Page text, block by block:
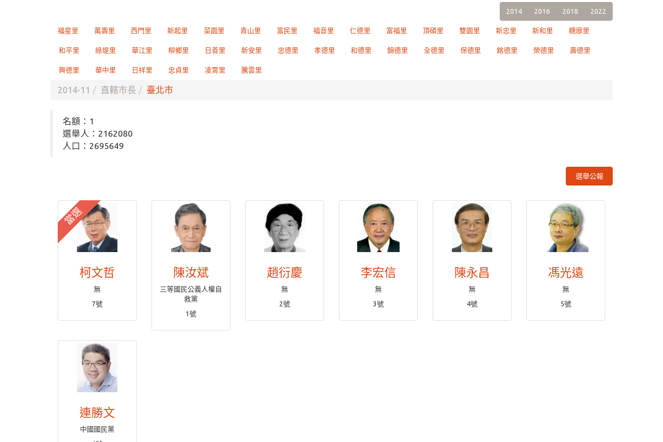
2014 2016 2018 2022
福星里 萬壽里 西門里 新起里 菜園里 青山里 富民里 福音里 仁德里 富福里 頂碩里 雙園里 新忠里 新和里 糖廍里
和平里 綠堤里 華江里 柳鄉里 日善里 新安里 忠德里 孝德里 和德里 錦德里 全德里 保德里 銘德里 榮德里 壽德里
興德里 華中里 日祥里 忠貞里 凌霄里 騰雲里
2014-11 直轄市長 臺北市
名額：1
選舉人：2162080
人口：2695649
選舉公報
當選
柯文哲
無
7號
陳汝斌
三等國民公義人權自
救黨
1號
趙衍慶
無
2號
李宏信
無
3號
陳永昌
無
4號
馮光遠
無
5號
連勝文
中國國民黨